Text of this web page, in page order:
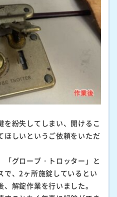
を紛失してしまい、開けるこ
ほしいというご依頼をいただ
「グローブ・トロッター」と
で、2ヶ所施錠しているとい
解錠作業を行いました。